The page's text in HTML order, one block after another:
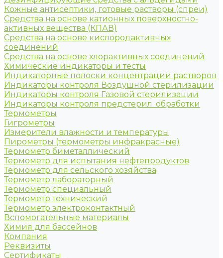
Кожные антисептики, готовые растворы (спреи)
Средства на основе катионных поверхностно-
активных вещества (КПАВ)
Средства на основе кислородактивных
соединений
Средства на основе хлорактивных соединений
Химические индикаторы и тесты
Индикаторные полоски концентрации растворов
Индикаторы контроля Воздушной стерилизации
Индикаторы контроля Газовой стерилизации
Индикаторы контроля предстерил. обработки
Термометры
Гигрометры
Измерители влажности и температуры
Пирометры (термометры инфракрасные)
Термометр биметаллический
Термометр для испытания нефтепродуктов
Термометр для сельского хозяйства
Термометр лабораторный
Термометр специальный
Термометр технический
Термометр электроконтактный
Вспомогательные материалы
Химия для бассейнов
Компания
Реквизиты
Сертификаты